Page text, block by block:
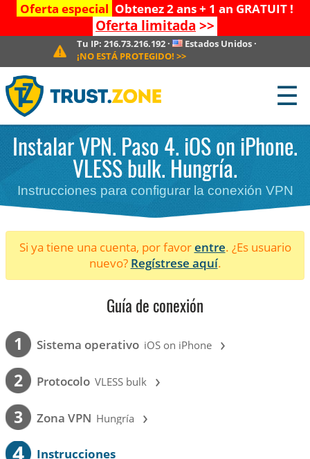
Oferta especial Obtenez 2 ans + 1 an GRATUIT !
Oferta limitada >>
Tu IP: 216.73.216.192· Estados Unidos ·
¡NO ESTÁ PROTEGIDO! >>
☰
Instalar VPN. Paso 4. iOS on iPhone.
VLESS bulk. Hungría.
Instrucciones para configurar la conexión VPN
Si ya tiene una cuenta, por favorentre. ¿Es usuario
nuevo? Regístrese aquí.
Guía de conexión
1 Sistema operativo iOS on iPhone ›
2 Protocolo VLESS bulk ›
3 Zona VPN Hungría ›
Instrucciones